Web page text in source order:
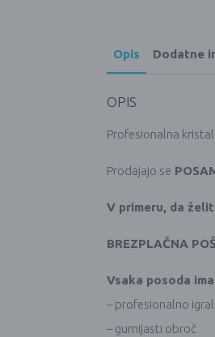
Opis Dodatne
OPIS
Profesionalna
Prodajajo se
V primeru, da
BREZPLAČNA
Vsaka posoda ima
– profesionalno
– gumijasti obroč